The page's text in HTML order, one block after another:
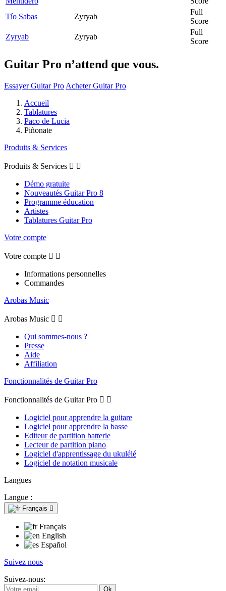
Tío Sabas
Zyryab
Full
Score
Zyryab
Zyryab
Full
Score
Guitar Pro n’attend que vous.
Essayer Guitar Pro Acheter Guitar Pro
Accueil
Tablatures
Paco de Lucia
Piñonate
Produits & Services
Produits & Services  
Démo gratuite
Nouveautés Guitar Pro 8
Programme éducation
Artistes
Tablatures Guitar Pro
Votre compte
Votre compte  
Informations personnelles
Commandes
Arobas Music
Arobas Music  
Qui sommes-nous ?
Presse
Aide
Affiliation
Fonctionnalités de Guitar Pro
Fonctionnalités de Guitar Pro  
Logiciel pour apprendre la guitare
Logiciel pour apprendre la basse
Editeur de partition batterie
Lecteur de partition piano
Logiciel d'apprentissage du ukulélé
Logiciel de notation musicale
Langues
Langue :
Français 
Français
English
Español
Suivez nous
Suivez-nous: